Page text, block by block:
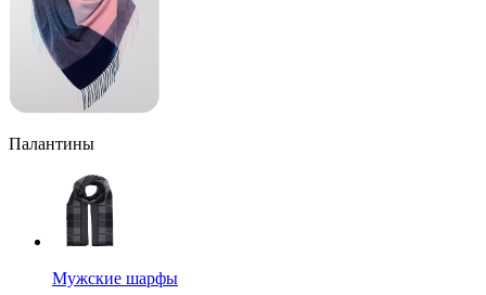
Палантины
Мужские шарфы